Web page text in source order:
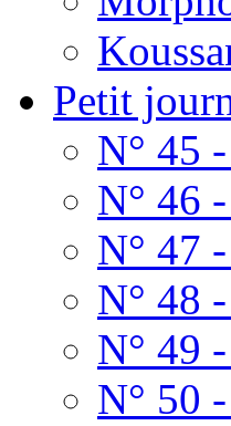
Petit
N° 45
N° 46
N° 47
N° 48
N° 49
N° 50